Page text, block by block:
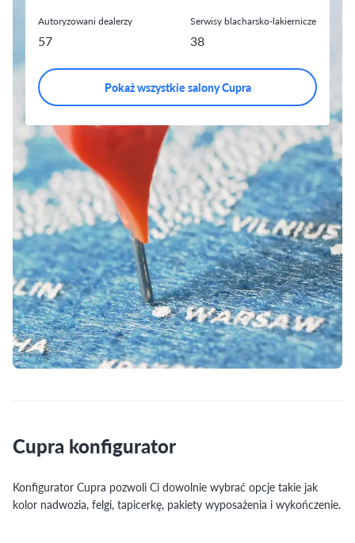
Autoryzowani dealerzy
57
Serwisy blacharsko-lakiernicze
38
Pokaż wszystkie salony Cupra
Cupra konfigurator
Konfigurator Cupra pozwoli Ci dowolnie wybrać opcje takie jak
kolor nadwozia, felgi, tapicerkę, pakiety wyposażenia i wykończenie.